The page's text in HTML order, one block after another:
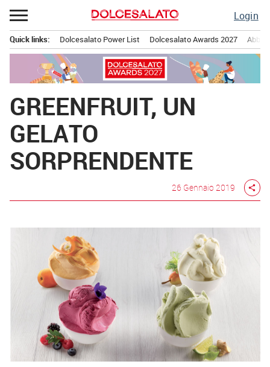
Passa
al
contenuto
Login
principale
Quick links: Dolcesalato Power List Dolcesalato Awards 2027
GREENFRUIT, UN
GELATO
SORPRENDENTE
26 Gennaio 2019 share